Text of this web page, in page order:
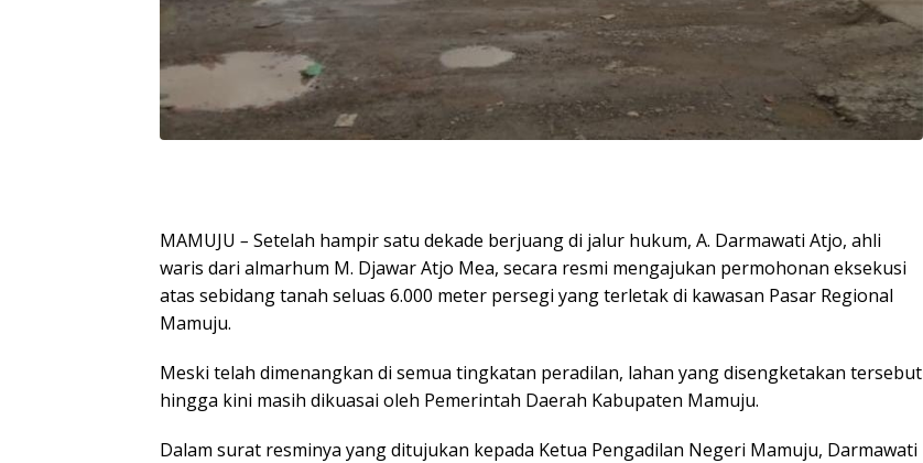
MAMUJU – Setelah hampir satu dekade berjuang di jalur hukum, A. Darmawati Atjo, ahli
waris dari almarhum M. Djawar Atjo Mea, secara resmi mengajukan permohonan eksekusi
atas sebidang tanah seluas 6.000 meter persegi yang terletak di kawasan Pasar Regional
Mamuju.
Meski telah dimenangkan di semua tingkatan peradilan, lahan yang disengketakan tersebut
hingga kini masih dikuasai oleh Pemerintah Daerah Kabupaten Mamuju.
Dalam surat resminya yang ditujukan kepada Ketua Pengadilan Negeri Mamuju, Darmawati